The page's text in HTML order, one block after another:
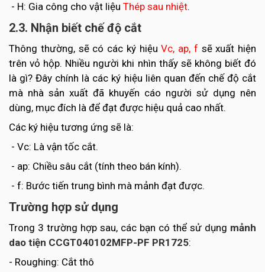
- H: Gia công cho vật liệu Thép sau nhiệt.
2.3. Nhận biết chế độ cắt
Thông thường, sẽ có các ký hiệuVc, ap, f sẽ xuất hiện
trên vỏ hộp. Nhiều người khi nhìn thấy sẽ không biết đó
là gì? Đây chính là các ký hiệu liên quan đến chế độ cắt
mà nhà sản xuất đã khuyến cáo người sử dụng nên
dùng, mục đích là để đạt được hiệu quả cao nhất.
Các ký hiệu tương ứng sẽ là:
- Vc: Là vận tốc cắt.
- ap: Chiều sâu cắt (tính theo bán kính).
- f: Bước tiến trung bình mà mảnh đạt được.
Trường hợp sử dụng
Trong 3 trường hợp sau, các bạn có thể sử dụng mảnh
dao tiện CCGT040102MFP-PF PR1725:
- Roughing: Cắt thô